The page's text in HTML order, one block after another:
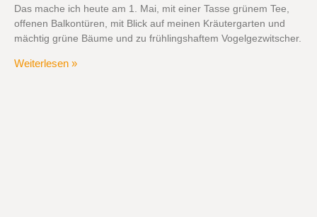
Das mache ich heute am 1. Mai, mit einer Tasse grünem Tee,
offenen Balkontüren, mit Blick auf meinen Kräutergarten und
mächtig grüne Bäume und zu frühlingshaftem Vogelgezwitscher.
Weiterlesen »